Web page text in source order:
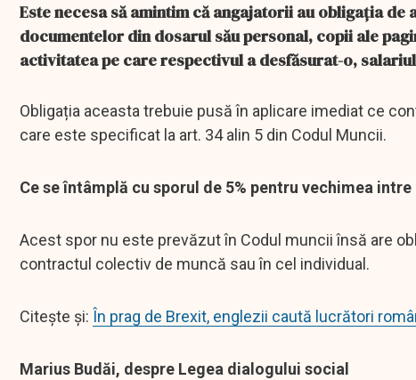
Este necesa să amintim că angajatorii au obligația
documentelor din dosarul său personal, copii ale
activitatea pe care respectivul a desfăsurat-o,
Obligația aceasta trebuie pusă în aplicare imediat ce
care este specificat la art. 34 alin 5 din Codul Muncii.
Ce se întâmplă cu sporul de 5% pentru vechimea
Acest spor nu este prevăzut în Codul muncii însă are
contractul colectiv de muncă sau în cel individual.
Citește și: În prag de Brexit, englezii caută lucrători
Marius Budăi, despre Legea dialogului social